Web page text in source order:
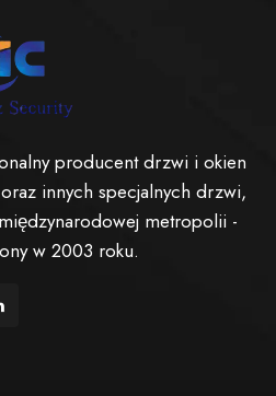
producent drzwi i okien
innych specjalnych drzwi,
metropolii -
w 2003 roku.